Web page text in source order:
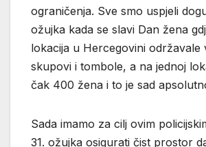
ograničenja. Sve smo uspjeli
ožujka kada se slavi Dan žena
lokacija u Hercegovini održavale
skupovi i tombole, a na jednoj
čak 400 žena i to je sad
Sada imamo za cilj ovim
31. ožujka osigurati čist prostor